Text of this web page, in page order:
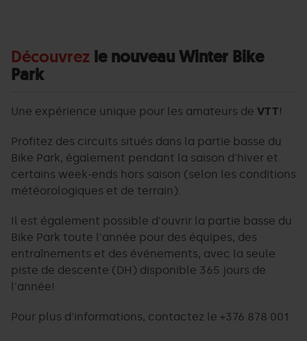
Découvrez le nouveau Winter Bike
Park
Une expérience unique pour les amateurs de VTT!
Profitez des circuits situés dans la partie basse du
Bike Park, également pendant la saison d'hiver et
certains week-ends hors saison (selon les conditions
météorologiques et de terrain).
Il est également possible d'ouvrir la partie basse du
Bike Park toute l'année pour des équipes, des
entraînements et des événements, avec la seule
piste de descente (DH) disponible 365 jours de
l'année!
Pour plus d'informations, contactez le +376 878 001.